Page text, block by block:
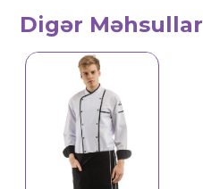
Digər Məhsullar